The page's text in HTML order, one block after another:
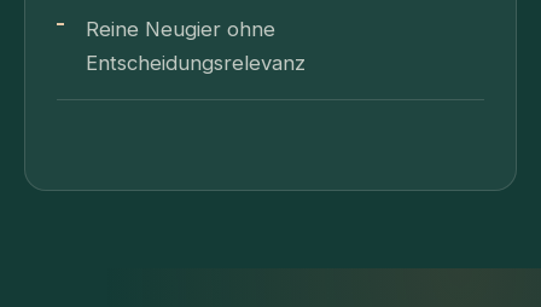
Reine Neugier ohne
Entscheidungsrelevanz